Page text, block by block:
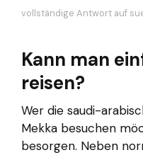
vollständige Antwort auf
Kann man
reisen?
Wer die saudi-
Mekka besuchen
besorgen. Neben